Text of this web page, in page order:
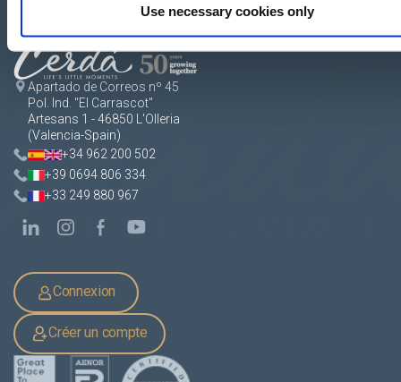
Use necessary cookies only
Apartado de Correos nº 45
Pol. Ind. "El Carrascot"
Artesans 1 - 46850 L'Olleria
(Valencia-Spain)
+34 962 200 502
+39 0694 806 334
+33 249 880 967
Connexion
Créer un compte